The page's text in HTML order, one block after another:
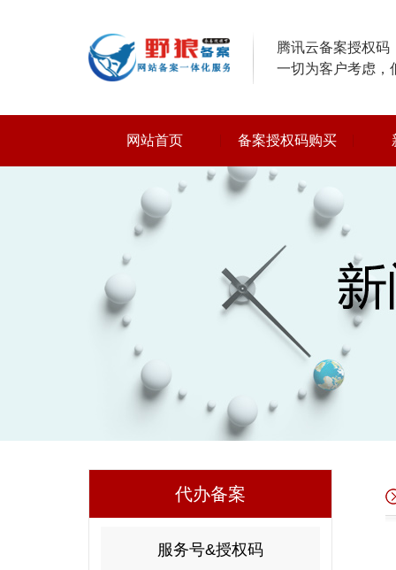
腾讯云备案授权
一切为客户考虑，
网站首页 备案授权码购买
代办备案
服务号&授权码